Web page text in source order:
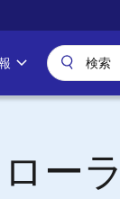
ーラ